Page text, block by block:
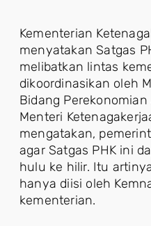
Kementerian
menyatakan Satgas
melibatkan lintas
dikoordinasikan oleh
Bidang
Menteri
mengatakan,
agar Satgas PHK ini
hulu ke hilir. Itu
hanya diisi oleh
kementerian.